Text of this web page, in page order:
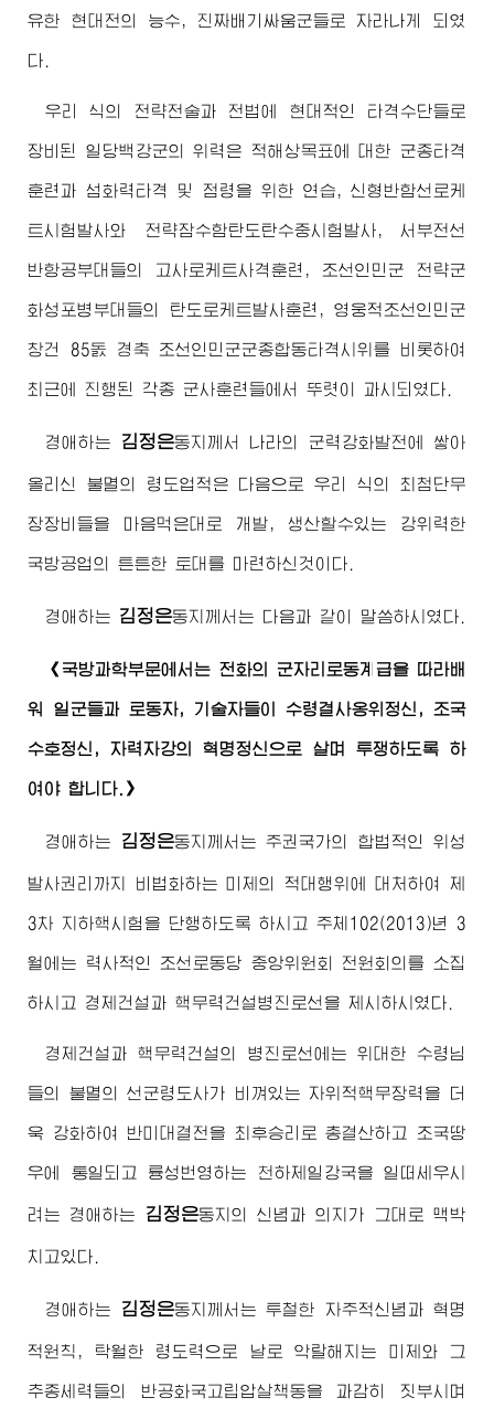
유한 현대전의 능수, 진짜배기싸움군들로 자라나게 되였
다.
우리 식의 전략전술과 전법에 현대적인 타격수단들로
장비된 일당백강군의 위력은 적해상목표에 대한 군종타격
훈련과 섬화력타격 및 점령을 위한 연습, 신형반함선로케
트시험발사와 전략잠수함탄도탄수중시험발사, 서부전선
반항공부대들의 고사로케트사격훈련, 조선인민군 전략군
화성포병부대들의 탄도로케트발사훈련, 영웅적조선인민군
창건 85돐 경축 조선인민군군종합동타격시위를 비롯하여
최근에 진행된 각종 군사훈련들에서 뚜렷이 과시되였다.
경애하는 김정은동지 께서 나라의 군력강화발전에 쌓아
올리신 불멸의 령도업적은 다음으로 우리 식의 최첨단무
장장비들을 마음먹은대로 개발, 생산할수있는 강위력한
국방공업의 튼튼한 토대를 마련하신것이다.
경애하는 김정은동지 께서는 다음과 같이 말씀하시였다.
《국방과학부문에서는 전화의 군자리로동계급을 따라배
워 일군들과 로동자, 기술자들이수령결사옹위정신, 조국
수호정신, 자력자강의 혁명정신으로 살며 투쟁하도록 하
여야 합니다.》
경애하는 김정은동지 께서는 주권국가의 합법적인 위성
발사권리까지 비법화하는 미제의 적대행위에 대처하여 제
3차 지하핵시험을 단행하도록 하시고 주체102(2013)년 3
월에는 력사적인 조선로동당 중앙위원회 전원회의를 소집
하시고 경제건설과 핵무력건설병진로선을 제시하시였다.
경제건설과 핵무력건설의 병진로선에는 위대한 수령님
들의 불멸의 선군령도사가 비껴있는 자위적핵무장력을 더
욱 강화하여 반미대결전을 최후승리로 총결산하고 조국땅
우에 통일되고 륭성번영하는 천하제일강국을 일떠세우시
려는 경애하는 김정은동지 의 신념과 의지가 그대로 맥박
치고있다.
경애하는 김정은동지 께서는 투철한 자주적신념과 혁명
적원칙, 탁월한 령도력으로 날로 악랄해지는 미제와 그
추종세력들의 반공화국고립압살책동을 과감히 짓부시며